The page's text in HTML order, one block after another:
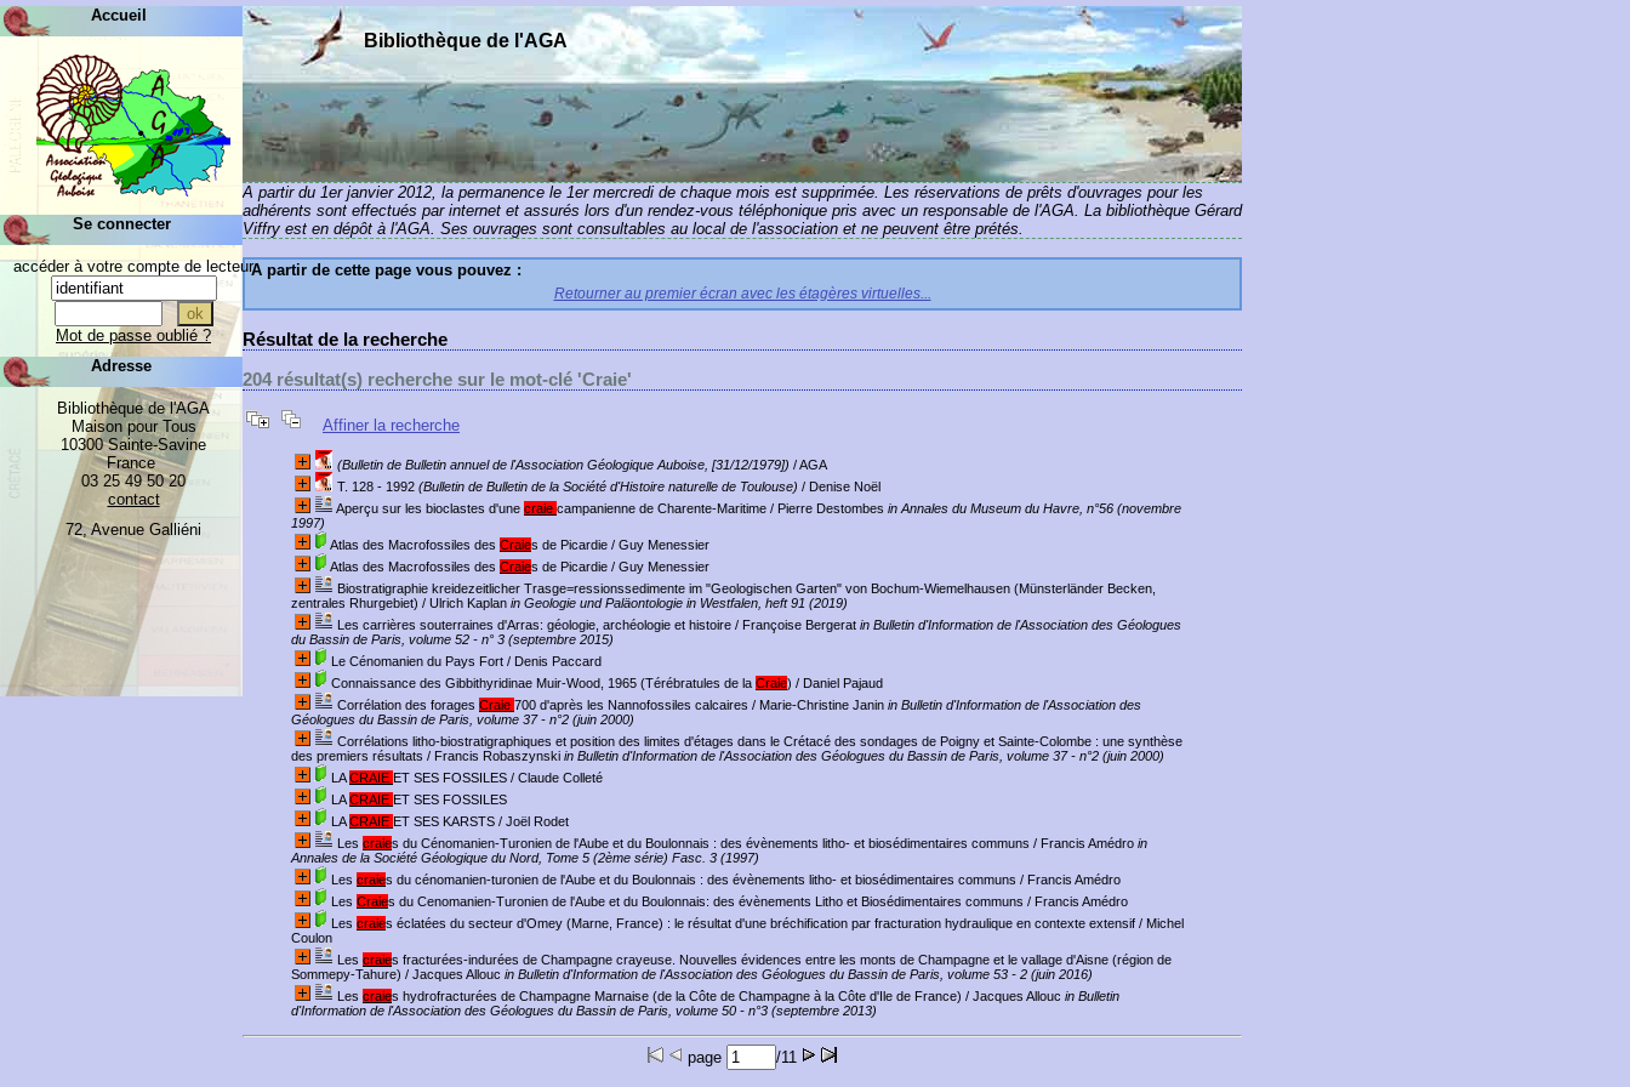
A partir du 1er janvier 2012, la permanence le 1er mercredi de chaque mois est supprimée. Les réservations de prêts d'ouvrages pour les
adhérents sont effectués par internet et assurés lors d'un rendez-vous téléphonique pris avec un responsable de l'AGA. La bibliothèque Gérard
Viffry est en dépôt à l'AGA. Ses ouvrages sont consultables au local de l'association et ne peuvent être prétés.
A partir de cette page vous pouvez :
Retourner au premier écran avec les étagères virtuelles...
Résultat de la recherche
204 résultat(s) recherche sur le mot-clé 'Craie'
Affiner la recherche
(Bulletin de Bulletin annuel de l'Association Géologique Auboise, [31/12/1979]) / AGA
T. 128 - 1992 (Bulletin de Bulletin de la Société d'Histoire naturelle de Toulouse) / Denise Noël
Aperçu sur les bioclastes d'une craie campanienne de Charente-Maritime / Pierre Destombes in Annales du Museum du Havre, n°56 (novembre
1997)
Atlas des Macrofossiles des Craies de Picardie / Guy Menessier
Atlas des Macrofossiles des Craies de Picardie / Guy Menessier
Biostratigraphie kreidezeitlicher Trasge=ressionssedimente im "Geologischen Garten" von Bochum-Wiemelhausen (Münsterländer Becken,
zentrales Rhurgebiet) / Ulrich Kaplan in Geologie und Paläontologie in Westfalen, heft 91 (2019)
Les carrières souterraines d'Arras: géologie, archéologie et histoire / Françoise Bergerat in Bulletin d'Information de l'Association des Géologues
du Bassin de Paris, volume 52 - n° 3 (septembre 2015)
Le Cénomanien du Pays Fort / Denis Paccard
Connaissance des Gibbithyridinae Muir-Wood, 1965 (Térébratules de la Craie) / Daniel Pajaud
Corrélation des forages Craie 700 d'après les Nannofossiles calcaires / Marie-Christine Janin in Bulletin d'Information de l'Association des
Géologues du Bassin de Paris, volume 37 - n°2 (juin 2000)
Corrélations litho-biostratigraphiques et position des limites d'étages dans le Crétacé des sondages de Poigny et Sainte-Colombe : une synthèse
des premiers résultats / Francis Robaszynski in Bulletin d'Information de l'Association des Géologues du Bassin de Paris, volume 37 - n°2 (juin 2000)
LACRAIE ET SES FOSSILES / Claude Colleté
LACRAIE ET SES FOSSILES
LACRAIE ET SES KARSTS / Joël Rodet
Les craies du Cénomanien-Turonien de l'Aube et du Boulonnais : des évènements litho- et biosédimentaires communs / Francis Amédro in
Annales de la Société Géologique du Nord, Tome 5 (2ème série) Fasc. 3 (1997)
Les craies du cénomanien-turonien de l'Aube et du Boulonnais : des évènements litho- et biosédimentaires communs / Francis Amédro
Les Craies du Cenomanien-Turonien de l'Aube et du Boulonnais: des évènements Litho et Biosédimentaires communs / Francis Amédro
Les craies éclatées du secteur d'Omey (Marne, France) : le résultat d'une bréchification par fracturation hydraulique en contexte extensif / Michel
Coulon
Les craies fracturées-indurées de Champagne crayeuse. Nouvelles évidences entre les monts de Champagne et le vallage d'Aisne (région de
Sommepy-Tahure) / Jacques Allouc in Bulletin d'Information de l'Association des Géologues du Bassin de Paris, volume 53 - 2 (juin 2016)
Les craies hydrofracturées de Champagne Marnaise (de la Côte de Champagne à la Côte d'Ile de France) / Jacques Allouc in Bulletin
d'Information de l'Association des Géologues du Bassin de Paris, volume 50 - n°3 (septembre 2013)
page /11
Bibliothèque de l'AGA
Accueil
Se connecter
accéder à votre compte de lecteur
Mot de passe oublié ?
Adresse
Bibliothèque de l'AGA
Maison pour Tous
10300 Sainte-Savine
France
03 25 49 50 20
contact
72, Avenue Galliéni